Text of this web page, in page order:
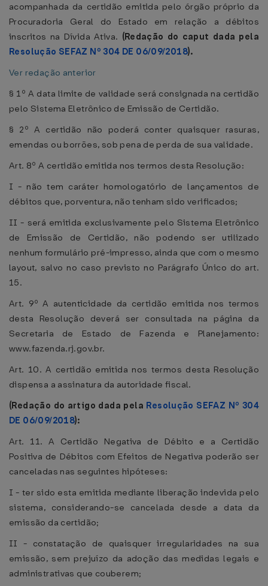
acompanhada da certidão emitida pelo órgão próprio da
Procuradoria Geral do Estado em relação a débitos
inscritos na Dívida Ativa. (Redação do caput dada pela
Resolução SEFAZ Nº 304 DE 06/09/2018).
Ver redação anterior
§ 1º A data limite de validade será consignada na certidão
pelo Sistema Eletrônico de Emissão de Certidão.
§ 2º A certidão não poderá conter quaisquer rasuras,
emendas ou borrões, sob pena de perda de sua validade.
Art. 8º A certidão emitida nos termos desta Resolução:
I - não tem caráter homologatório de lançamentos de
débitos que, porventura, não tenham sido verificados;
II - será emitida exclusivamente pelo Sistema Eletrônico
de Emissão de Certidão, não podendo ser utilizado
nenhum formulário pré-impresso, ainda que com o mesmo
layout, salvo no caso previsto no Parágrafo Único do art.
15.
Art. 9º A autenticidade da certidão emitida nos termos
desta Resolução deverá ser consultada na página da
Secretaria de Estado de Fazenda e Planejamento:
www.fazenda.rj.gov.br.
Art. 10. A certidão emitida nos termos desta Resolução
dispensa a assinatura da autoridade fiscal.
(Redação do artigo dada pela Resolução SEFAZ Nº 304
DE 06/09/2018):
Art. 11. A Certidão Negativa de Débito e a Certidão
Positiva de Débitos com Efeitos de Negativa poderão ser
canceladas nas seguintes hipóteses:
I - ter sido esta emitida mediante liberação indevida pelo
sistema, considerando-se cancelada desde a data da
emissão da certidão;
II - constatação de quaisquer irregularidades na sua
emissão, sem prejuízo da adoção das medidas legais e
administrativas que couberem;